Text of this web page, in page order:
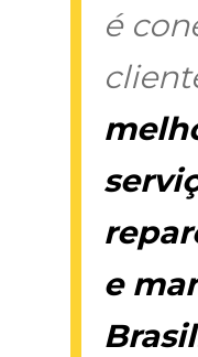
é
e
Brasil